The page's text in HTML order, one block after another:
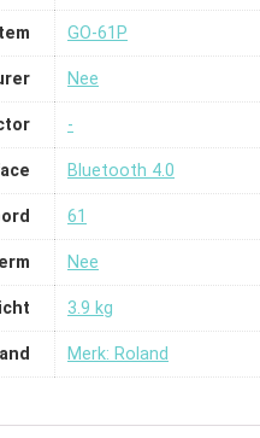
‎GO-61P
‎Nee
‎-
‎Bluetooth 4.0
‎61
‎Nee
‎3.9 kg
Merk: Roland